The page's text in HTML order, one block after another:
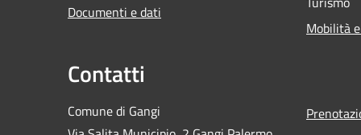
Documenti e dati
Mobilità
Contatti
Comune di Gangi